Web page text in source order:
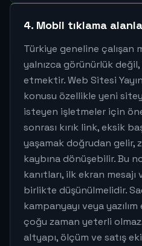
4. Mobil tıklama
Türkiye geneline çalışan
yalnızca görünürlük
etmektir. Web Sitesi
konusu özellikle yeni
isteyen işletmeler için
sonrası kırık link, eksik
yaşamak doğrudan gelir,
kaybına dönüşebilir. Bu
kanıtları, ilk ekran
birlikte düşünülmelidir.
kampanyayı veya
çoğu zaman yeterli
altyapı, ölçüm ve satış